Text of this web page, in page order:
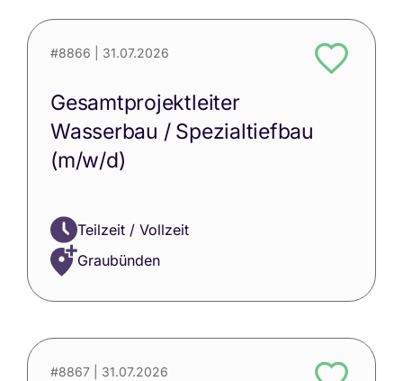
#8866 | 31.07.2026
Gesamtprojektleiter
Wasserbau / Spezialtiefbau
(m/w/d)
Teilzeit / Vollzeit
Graubünden
#8867 | 31.07.2026